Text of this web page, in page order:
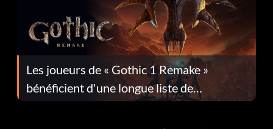
Les joueurs de « Gothic 1 Remake »
bénéficient d'une longue liste de
corrections dans la mise à jour 1.0.4